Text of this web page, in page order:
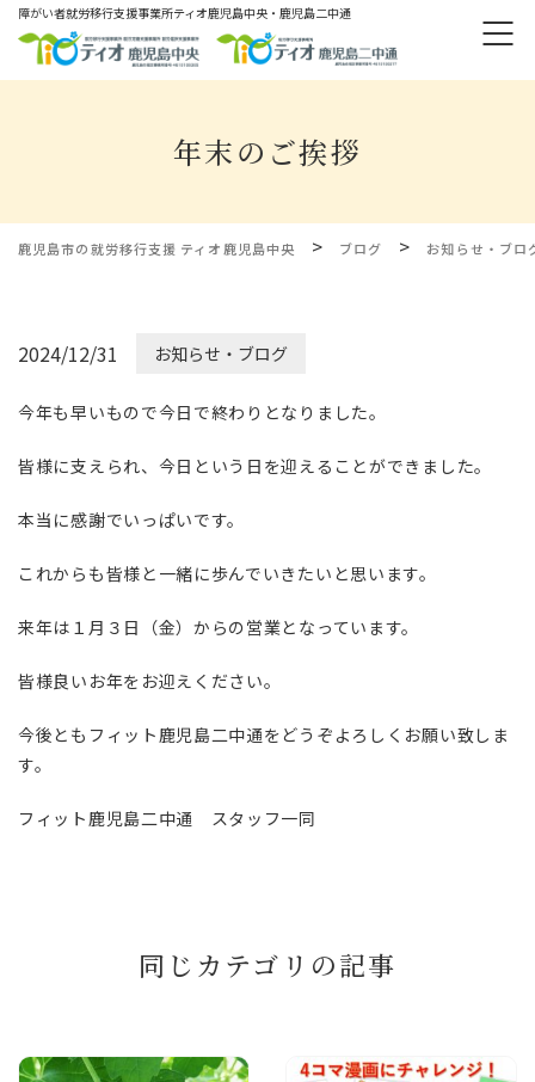
障がい者就労移⾏⽀援事業所ティオ⿅児島中央・鹿児島二中通
年末のご挨拶
鹿児島市の就労移行支援 ティオ鹿児島中央 > ブログ > お知らせ・ブロ
2024/12/31 お知らせ・ブログ
今年も早いもので今日で終わりとなりました。
皆様に支えられ、今日という日を迎えることができました。
本当に感謝でいっぱいです。
これからも皆様と一緒に歩んでいきたいと思います。
来年は１月３日（金）からの営業となっています。
皆様良いお年をお迎えください。
今後ともフィット鹿児島二中通をどうぞよろしくお願い致しま
す。
フィット鹿児島二中通 スタッフ一同
同じカテゴリの記事